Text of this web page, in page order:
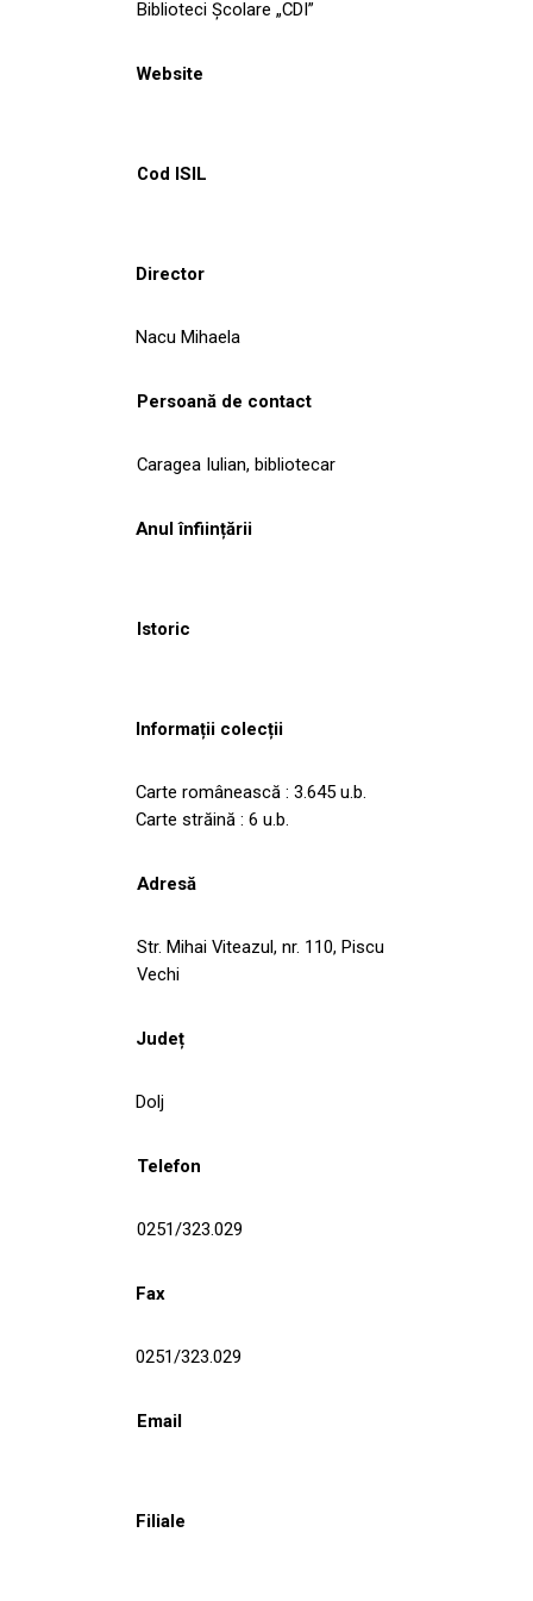
Biblioteci Școlare „CDI”
Website
Cod ISIL
Director
Nacu Mihaela
Persoană de contact
Caragea Iulian, bibliotecar
Anul înființării
Istoric
Informații colecții
Carte românească : 3.645 u.b.
Carte străină : 6 u.b.
Adresă
Str. Mihai Viteazul, nr. 110, Piscu
Vechi
Județ
Dolj
Telefon
0251/323.029
Fax
0251/323.029
Email
Filiale